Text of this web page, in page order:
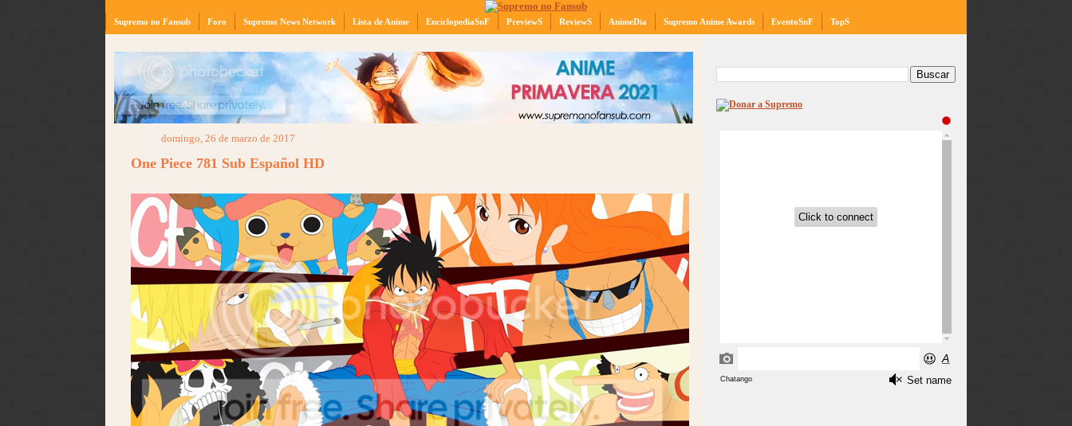
Supremo no Fansub Foro Supremo News Network Lista de Anime EnciclopediaSnF PreviewS ReviewS AnimeDia Supremo Anime Awards EventoSnF TopS
domingo, 26 de marzo de 2017
One Piece 781 Sub Español HD